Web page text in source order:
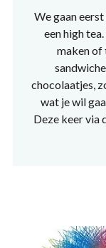
We gaan
een high
maken of
chocolaatjes,
wat je wil
Deze keer via